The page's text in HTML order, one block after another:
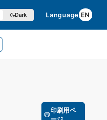
Dark Language EN
印刷用ペ